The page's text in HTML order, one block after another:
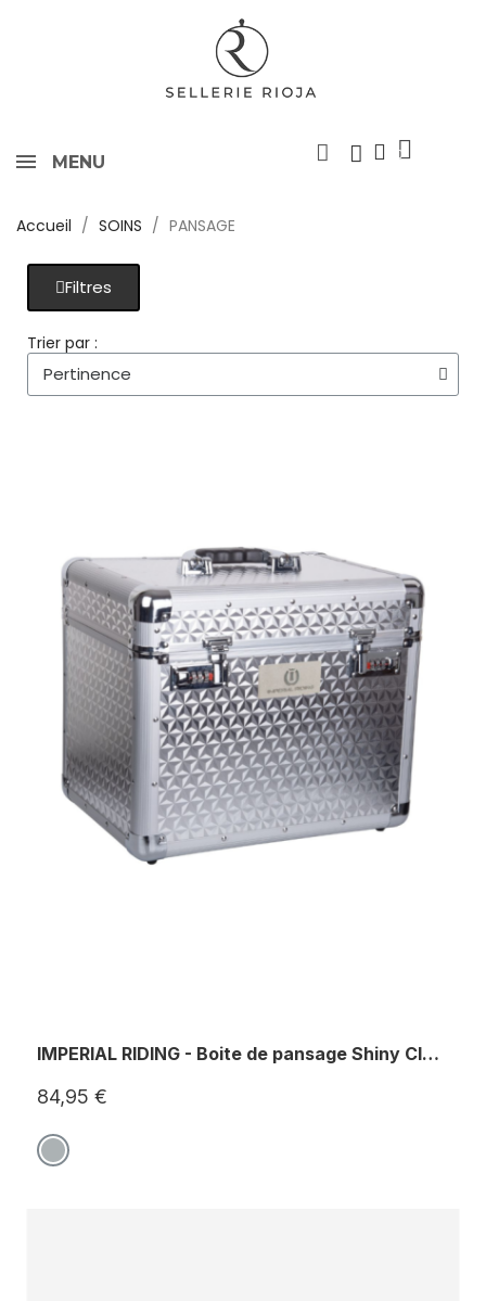
MENU
Accueil SOINS PANSAGE
Filtres
Trier par :
IMPERIAL RIDING - Boite de pansage Shiny Classic
84,95 €